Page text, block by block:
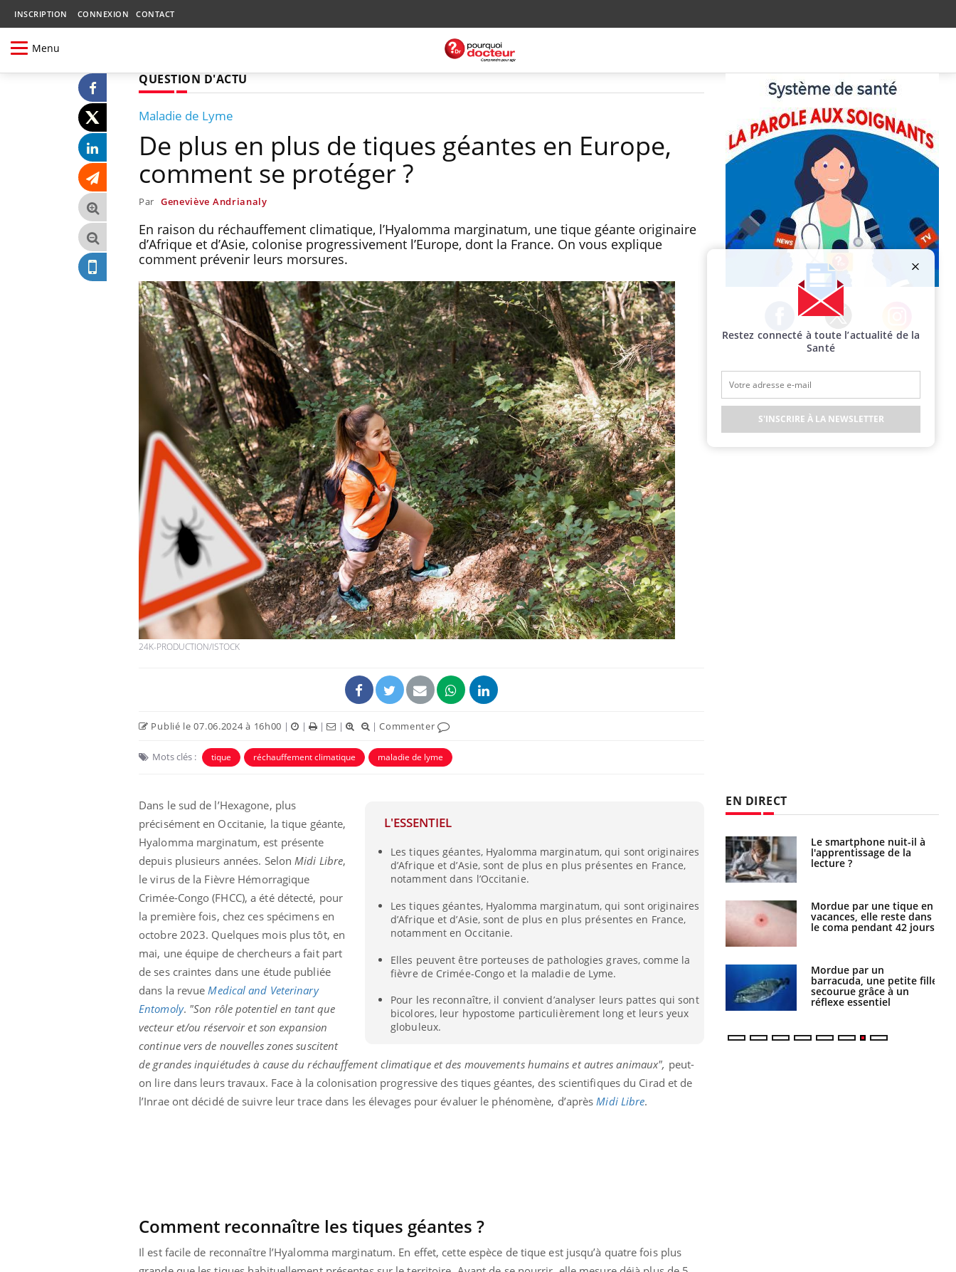
INSCRIPTION CONNEXION CONTACT
Menu
QUESTION D'ACTU
Maladie de Lyme
De plus en plus de tiques géantes en Europe,
comment se protéger ?
Par Geneviève Andrianaly
En raison du réchauffement climatique, l’Hyalomma marginatum, une tique géante originaire
d’Afrique et d’Asie, colonise progressivement l’Europe, dont la France. On vous explique
comment prévenir leurs morsures.
24K-PRODUCTION/ISTOCK
Publié le 07.06.2024 à 16h00 | | | | |Commenter
Mots clés : tique réchauffement climatique maladie de lyme
L'ESSENTIEL
Les tiques géantes, Hyalomma marginatum, qui sont originaires
d’Afrique et d’Asie, sont de plus en plus présentes en France,
notamment dans l’Occitanie.
Les tiques géantes, Hyalomma marginatum, qui sont originaires
d’Afrique et d’Asie, sont de plus en plus présentes en France,
notamment en Occitanie.
Elles peuvent être porteuses de pathologies graves, comme la
fièvre de Crimée-Congo et la maladie de Lyme.
Pour les reconnaître, il convient d’analyser leurs pattes qui sont
bicolores, leur hypostome particulièrement long et leurs yeux
globuleux.
Dans le sud de l’Hexagone, plus
précisément en Occitanie, la tique géante,
Hyalomma marginatum, est présente
depuis plusieurs années. Selon Midi Libre,
le virus de la Fièvre Hémorragique
Crimée-Congo (FHCC), a été détecté, pour
la première fois, chez ces spécimens en
octobre 2023. Quelques mois plus tôt, en
mai, une équipe de chercheurs a fait part
de ses craintes dans une étude publiée
dans la revue Medical and Veterinary
Entomoly. "Son rôle potentiel en tant que
vecteur et/ou réservoir et son expansion
continue vers de nouvelles zones suscitent
de grandes inquiétudes à cause du réchauffement climatique et des mouvements humains et autres animaux", peut-
on lire dans leurs travaux. Face à la colonisation progressive des tiques géantes, des scientifiques du Cirad et de
l’Inrae ont décidé de suivre leur trace dans les élevages pour évaluer le phénomène, d’après Midi Libre.
Comment reconnaître les tiques géantes ?
Il est facile de reconnaître l’Hyalomma marginatum. En effet, cette espèce de tique est jusqu’à quatre fois plus
Facebook Twitter Instagram
EN DIRECT
VIH : la fin du comprimé
tous les jours se profile-t-
elle enfin ?
Pourquoi votre ventre
gâche-t-il les premiers
jours de vos vacances ?
Fortes chaleurs :
pourquoi le risque de
noyade grimpe-t-il ?
freiner la propagation du
cancer ?
Pourquoi manger moins
de protéines pourrait
finalement être bénéfique
Grossesse et chaleur : ce
que dit la science
Le smartphone nuit-il à
l'apprentissage de la
lecture ?
Mordue par une tique en
vacances, elle reste dans
le coma pendant 42 jours
Mordue par un
barracuda, une petite fille
secourue grâce à un
réflexe essentiel
Légionellose en Suisse :
quelle est l’origine de la
contamination ?
Allergies alimentaires :
une nouvelle arme contre
les réactions sévères
Comment gérer le
sommeil des enfants en
vacances ?
Restez connecté à toute l’actualité de la
Santé
S'INSCRIRE À LA NEWSLETTER